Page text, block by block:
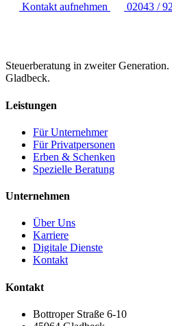
Kontakt aufnehmen
02043 /
Steuerberatung in zweiter
Gladbeck.
Leistungen
Für Unternehmer
Für Privatpersonen
Erben & Schenken
Spezielle Beratung
Unternehmen
Über Uns
Karriere
Digitale Dienste
Kontakt
Kontakt
Bottroper Straße 6-10